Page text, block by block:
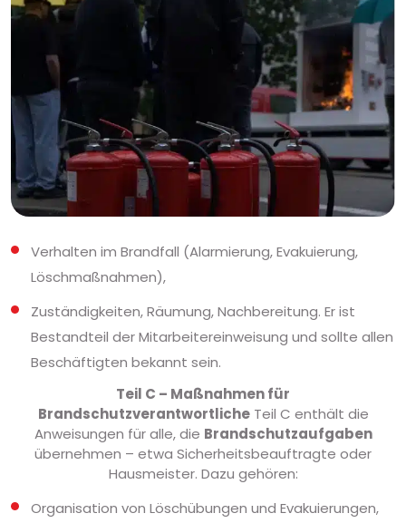
Verhalten im Brandfall (Alarmierung, Evakuierung,
Löschmaßnahmen),
Zuständigkeiten, Räumung, Nachbereitung. Er ist
Bestandteil der Mitarbeitereinweisung und sollte allen
Beschäftigten bekannt sein.
Teil C – Maßnahmen für
BrandschutzverantwortlicheTeil C enthält die
Anweisungen für alle, die Brandschutzaufgaben
übernehmen – etwa Sicherheitsbeauftragte oder
Hausmeister. Dazu gehören:
Organisation von Löschübungen und Evakuierungen,